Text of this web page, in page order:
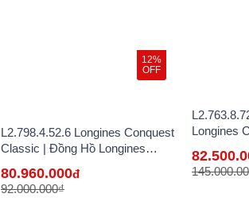
12%
OFF
L2.798.4.52.6 Longines Conquest
Classic | Đồng Hồ Longines
hàng lướt
80.960.000đ
92.000.000₫
Longines